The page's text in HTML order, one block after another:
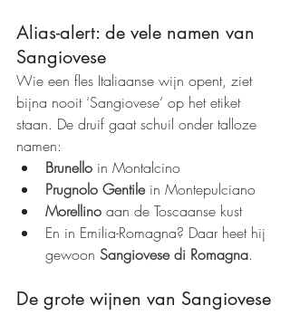
Alias-alert: de vele namen van
Sangiovese
Wie een fles Italiaanse wijn opent, ziet
bijna nooit ‘Sangiovese’ op het etiket
staan. De druif gaat schuil onder talloze
namen:
Brunello in Montalcino
Prugnolo Gentile in Montepulciano
Morellino aan de Toscaanse kust
En in Emilia-Romagna? Daar heet hij
gewoon Sangiovese di Romagna.
De grote wijnen van Sangiovese